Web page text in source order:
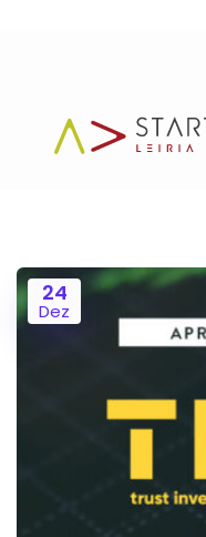
24
Dez